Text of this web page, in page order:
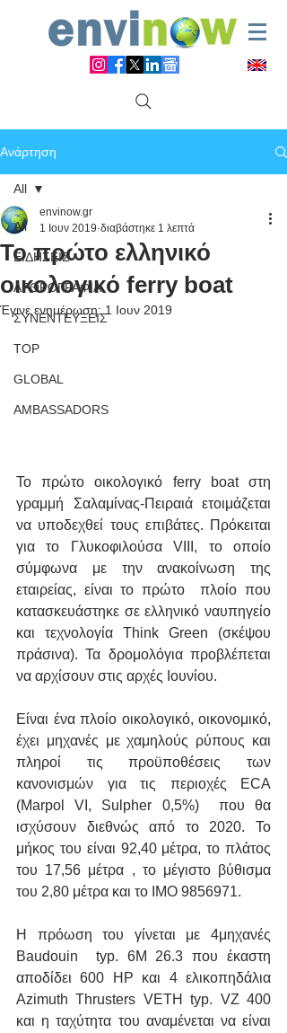
Ανάρτηση
All
ΕΙΔΗΣΕΙΣ
ΑΡΘΡΟΓΡΑΦΙΑ
ΣΥΝΕΝΤΕΥΞΕΙΣ
TOP
GLOBAL
AMBASSADORS
All
Το πρώτο ελληνικό
οικολογικό ferry boat
envinow.gr
1 Ιουν 2019 διαβάστηκε 1 λεπτά
Έγινε ενημέρωση: 1 Ιουν 2019
Το πρώτο οικολογικό ferry boat στη
γραμμή Σαλαμίνας-Πειραιά ετοιμάζεται
να υποδεχθεί τους επιβάτες. Πρόκειται
για το Γλυκοφιλούσα VIII, το οποίο
σύμφωνα με την ανακοίνωση της
εταιρείας, είναι το πρώτο  πλοίο που
κατασκευάστηκε σε ελληνικό ναυπηγείο
και τεχνολογία Think Green (σκέψου
πράσινα). Τα δρομολόγια προβλέπεται
να αρχίσουν στις αρχές Ιουνίου.
Είναι ένα πλοίο οικολογικό, οικονομικό,
έχει μηχανές με χαμηλούς ρύπους και
πληροί τις προϋποθέσεις των
κανονισμών για τις περιοχές ECA
(Marpol VI, Sulpher 0,5%)  που θα
ισχύσουν διεθνώς από το 2020. Το
μήκος του είναι 92,40 μέτρα, το πλάτος
του 17,56 μέτρα , το μέγιστο βύθισμα
του 2,80 μέτρα και το ΙΜΟ 9856971.
Η πρόωση του γίνεται με 4μηχανές
Baudouin  typ. 6M 26.3 που έκαστη
αποδίδει 600 HP και 4 ελικοπηδάλια
Azimuth Thrusters VETH typ. VZ 400
και η ταχύτητα του αναμένεται να είναι